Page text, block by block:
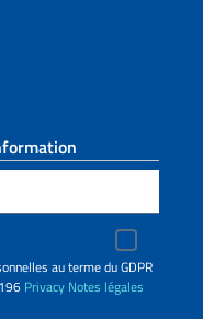
au terme du GDPR
Privacy Notes légales